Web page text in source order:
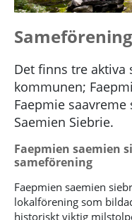
Det finns tre
kommunen;
Faepmie
Saemien Siebrie.
Faepmien saemien
sameförening
Faepmien saemien
lokalförening som
historiskt viktig